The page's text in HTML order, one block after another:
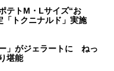
テトM・Lサイズ“お
トクニナルド」実施
」がジェラートに ねっ
堪能